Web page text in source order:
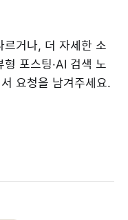
르거나, 더 자세한 소
형 포스팅·AI 검색 노
요청을 남겨주세요.